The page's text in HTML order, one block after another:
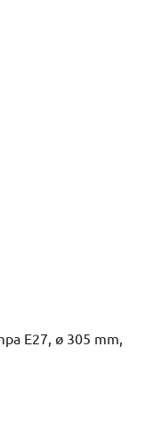
E27, ø 305 mm,